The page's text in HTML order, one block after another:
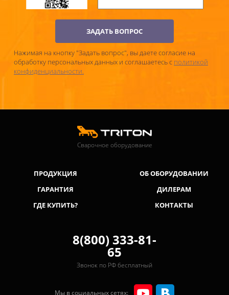
ЗАДАТЬ ВОПРОС
Нажимая на кнопку "Задать вопрос", вы даете согласие на
обработку персональных данных и соглашаетесь c политикой
конфиденциальности.
Сварочное оборудование
ПРОДУКЦИЯ
ГАРАНТИЯ
ГДЕ КУПИТЬ?
ОБ ОБОРУДОВАНИИ
ДИЛЕРАМ
КОНТАКТЫ
Мы в социальных сетях:
8(800) 333-81-
65
Звонок по РФ бесплатный